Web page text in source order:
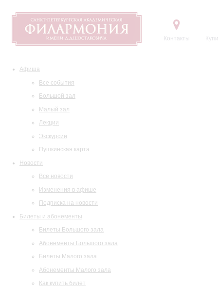
Контакты
Афиша
Все события
Большой зал
Малый зал
Лекции
Экскурсии
Пушкинская карта
Новости
Все новости
Изменения в афише
Подписка на новости
Билеты и абонементы
Билеты Большого зала
Абонементы Большого зала
Билеты Малого зала
Абонементы Малого зала
Как купить билет